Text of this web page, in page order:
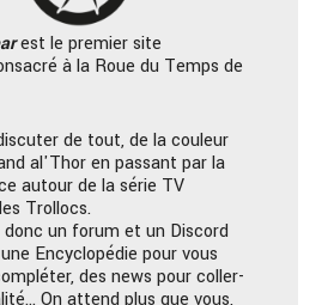
est le premier site
à la Roue du Temps de
de tout, de la couleur
al'Thor en passant par la
autour de la série TV
Trollocs.
un forum et un Discord
Encyclopédie pour vous
des news pour coller-
On attend plus que vous,